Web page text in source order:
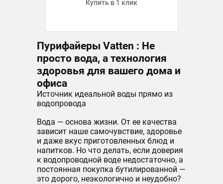
Купить в 1 клик
Пурифайеры Vatten : Не
просто вода, а технология
здоровья для вашего дома и
офиса
Источник идеальной воды прямо из
водопровода
Вода — основа жизни. От ее качества
зависит наше самочувствие, здоровье
и даже вкус приготовленных блюд и
напитков. Но что делать, если доверия
к водопроводной воде недостаточно, а
постоянная покупка бутилированной —
это дорого, неэкологично и неудобно?